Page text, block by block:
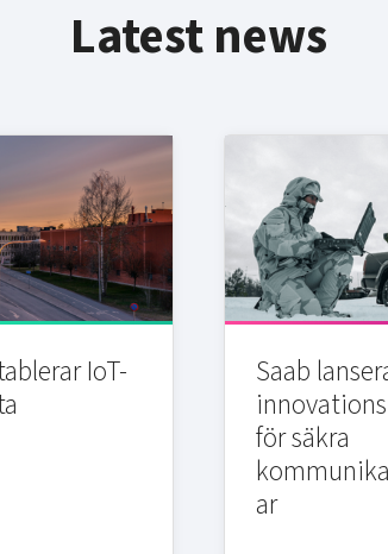
Latest news
IoT-
Saab
för säkra
ar